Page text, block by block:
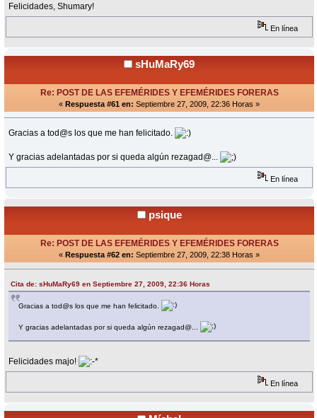
Felicidades, Shumary!
En línea
sHuMaRy69
Re: POST DE LAS EFEMÉRIDES Y EFEMÉRIDES FORERAS
« Respuesta #61 en: Septiembre 27, 2009, 22:36 Horas »
Gracias a tod@s los que me han felicitado.
Y gracias adelantadas por si queda algún rezagad@...
En línea
psique
Re: POST DE LAS EFEMÉRIDES Y EFEMÉRIDES FORERAS
« Respuesta #62 en: Septiembre 27, 2009, 22:38 Horas »
Cita de: sHuMaRy69 en Septiembre 27, 2009, 22:36 Horas
Gracias a tod@s los que me han felicitado.
Y gracias adelantadas por si queda algún rezagad@...
Felicidades majo!
En línea